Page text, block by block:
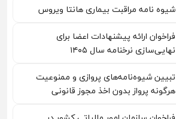
شیوه نامه مراقبت بیماری هانتا ویروس
فراخوان ارائه پیشنهادات اعضا برای
نهایی‌سازی نرخنامه سال ۱۴۰۵
تبیین شیوه‌نامه‌های پروازی و ممنوعیت
هرگونه پرواز بدون اخذ مجوز قانونی